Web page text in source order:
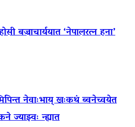
बज्राचार्ययात ‘नेपालरत्न हना’
नेवाःभाय् खःकथं ब्वनेच्वयेत
ज्याझ्वः न्ह्यात